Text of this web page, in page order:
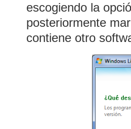
escogiendo la
posteriormente
contiene otro